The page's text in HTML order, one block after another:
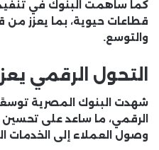
كما ساهمت البنوك في
قطاعات حيوية، بما يعزز من
والتوسع.
التحول الرقمي
شهدت البنوك المصرية
الرقمي، ما ساعد على
وصول العملاء إلى الخدمات